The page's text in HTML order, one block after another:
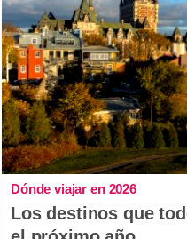
Dónde viajar en 2026
Los destinos que